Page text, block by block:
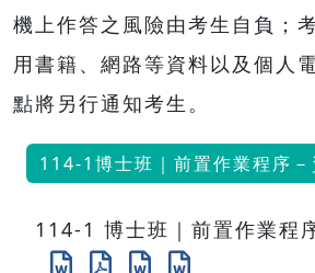
機上作答之風險由考生自負；
用書籍、網路等資料以及個人
點將另行通知考生。
114-1博士班｜前置作業程序
114-1 博士班｜前置作業程